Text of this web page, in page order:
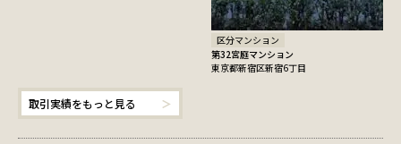
区分マンション
第32宮庭マンション
東京都新宿区新宿6丁目
取引実績をもっと見る